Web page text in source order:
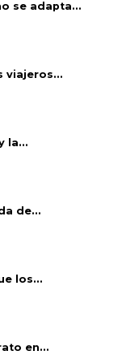
se adapta...
viajeros...
la...
de...
los...
en...